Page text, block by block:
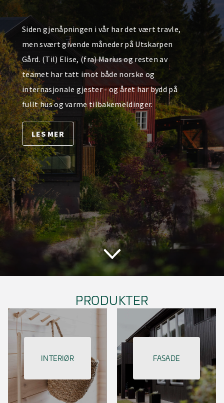
Siden gjenåpningen i vår har det vært travle,
men svært givende måneder på Utskarpen
Gård. (Til) Elise, (fra) Marius og resten av
teamet har tatt imot både norske og
internasjonale gjester - og året har bydd på
fullt hus og varme tilbakemeldinger.
LES MER
PRODUKTER
INTERIØR FASADE